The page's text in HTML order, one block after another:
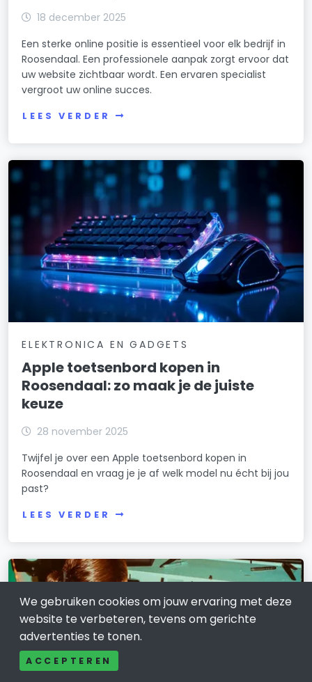
18 december 2025
Een sterke online positie is essentieel voor elk bedrijf in
Roosendaal. Een professionele aanpak zorgt ervoor dat
uw website zichtbaar wordt. Een ervaren specialist
vergroot uw online succes.
LEES VERDER
ELEKTRONICA EN GADGETS
Apple toetsenbord kopen in
Roosendaal: zo maak je de juiste
keuze
28 november 2025
Twijfel je over een Apple toetsenbord kopen in
Roosendaal en vraag je je af welk model nu écht bij jou
past?
LEES VERDER
We gebruiken cookies om jouw ervaring met deze
website te verbeteren, tevens om gerichte
advertenties te tonen.
ACCEPTEREN